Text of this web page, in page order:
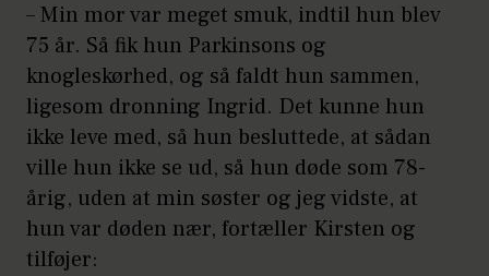
– Min mor var meget smuk, indtil hun blev
75 år. Så fik hun Parkinsons og
knogleskørhed, og så faldt hun sammen,
ligesom dronning Ingrid. Det kunne hun
ikke leve med, så hun besluttede, at sådan
ville hun ikke se ud, så hun døde som 78-
årig, uden at min søster og jeg vidste, at
hun var døden nær, fortæller Kirsten og
tilføjer: